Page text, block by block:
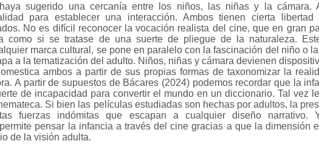
sugerido una cercanía entre los niños, las niñas y la cámara.
para establecer una interacción. Ambos tienen cierta libertad
No es difícil reconocer la vocación realista del cine, que en gran
como si se tratase de una suerte de pliegue de la naturaleza.
marca cultural, se pone en paralelo con la fascinación del niño o
a la tematización del adulto. Niños, niñas y cámara devienen
ambos a partir de sus propias formas de taxonomizar la
A partir de supuestos de Bácares (2024) podemos recordar que la
de incapacidad para convertir el mundo en un diccionario. Tal vez
Si bien las películas estudiadas son hechas por adultos, la
fuerzas indómitas que escapan a cualquier diseño narrativo.
pensar la infancia a través del cine gracias a que la dimensión
de la visión adulta.